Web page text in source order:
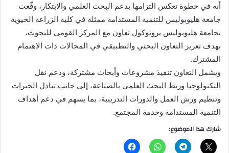
أنه في خطوة تعكس التزامها بدعم البحث العلمي والابتكار، وقّعت
جامعة هليوبوليس للتنمية المستدامة ممثلة في كلية الزراعة الحيوية
بجامعة هليوبوليس بروتوكول تعاون مع المركز القومي للبحوث،
بهدف تعزيز التعاون البحثي والتطبيقي في المجالات ذات الاهتمام
المشترك.
ويشمل التعاون تنفيذ مشروعات وأبحاث مشتركة، ودعم نقل
التكنولوجيا وربط البحث العلمي بالصناعة، إلى جانب تبادل الخبرات
وتنظيم ورش العمل والدورات التدريبية، بما يسهم في دعم أهداف
التنمية المستدامة وخدمة المجتمع.
شارك هذا الموضوع: